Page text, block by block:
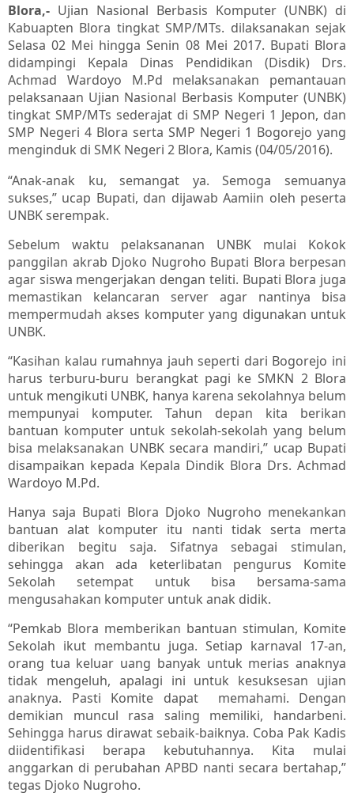
Blora,- Ujian Nasional Berbasis Komputer (UNBK) di
Kabuapten Blora tingkat SMP/MTs. dilaksanakan sejak
Selasa 02 Mei hingga Senin 08 Mei 2017. Bupati Blora
didampingi Kepala Dinas Pendidikan (Disdik) Drs.
Achmad Wardoyo M.Pd melaksanakan pemantauan
pelaksanaan Ujian Nasional Berbasis Komputer (UNBK)
tingkat SMP/MTs sederajat di SMP Negeri 1 Jepon, dan
SMP Negeri 4 Blora serta SMP Negeri 1 Bogorejo yang
menginduk di SMK Negeri 2 Blora, Kamis (04/05/2016).
“Anak-anak ku, semangat ya. Semoga semuanya
sukses,” ucap Bupati, dan dijawab Aamiin oleh peserta
UNBK serempak.
Sebelum waktu pelaksananan UNBK mulai Kokok
panggilan akrab Djoko Nugroho Bupati Blora berpesan
agar siswa mengerjakan dengan teliti. Bupati Blora juga
memastikan kelancaran server agar nantinya bisa
mempermudah akses komputer yang digunakan untuk
UNBK.
“Kasihan kalau rumahnya jauh seperti dari Bogorejo ini
harus terburu-buru berangkat pagi ke SMKN 2 Blora
untuk mengikuti UNBK, hanya karena sekolahnya belum
mempunyai komputer. Tahun depan kita berikan
bantuan komputer untuk sekolah-sekolah yang belum
bisa melaksanakan UNBK secara mandiri,” ucap Bupati
disampaikan kepada Kepala Dindik Blora Drs. Achmad
Wardoyo M.Pd.
Hanya saja Bupati Blora Djoko Nugroho menekankan
bantuan alat komputer itu nanti tidak serta merta
diberikan begitu saja. Sifatnya sebagai stimulan,
sehingga akan ada keterlibatan pengurus Komite
Sekolah setempat untuk bisa bersama-sama
mengusahakan komputer untuk anak didik.
“Pemkab Blora memberikan bantuan stimulan, Komite
Sekolah ikut membantu juga. Setiap karnaval 17-an,
orang tua keluar uang banyak untuk merias anaknya
tidak mengeluh, apalagi ini untuk kesuksesan ujian
anaknya. Pasti Komite dapat memahami. Dengan
demikian muncul rasa saling memiliki, handarbeni.
Sehingga harus dirawat sebaik-baiknya. Coba Pak Kadis
diidentifikasi berapa kebutuhannya. Kita mulai
anggarkan di perubahan APBD nanti secara bertahap,”
tegas Djoko Nugroho.